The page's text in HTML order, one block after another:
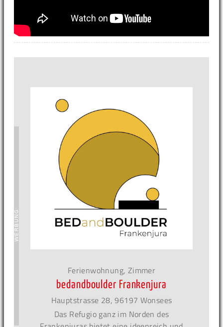
Ferienwohnung, Zimmer
bedandboulder Frankenjura
Hauptstrasse 28, 96197 Wonsees
Das Refugio ganz im Norden des